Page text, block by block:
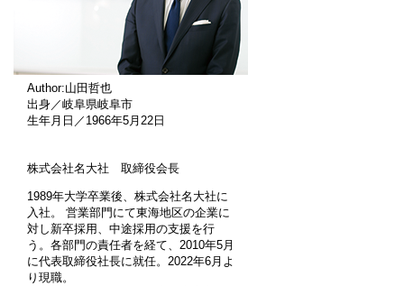
Author:山田哲也
出身／岐阜県岐阜市
生年月日／1966年5月22日
株式会社名大社 取締役会長
1989年大学卒業後、株式会社名大社に
入社。 営業部門にて東海地区の企業に
対し新卒採用、中途採用の支援を行
う。各部門の責任者を経て、2010年5月
に代表取締役社長に就任。2022年6月よ
り現職。